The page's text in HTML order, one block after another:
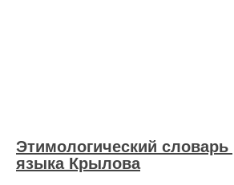
Этимологический словарь
языка Крылова